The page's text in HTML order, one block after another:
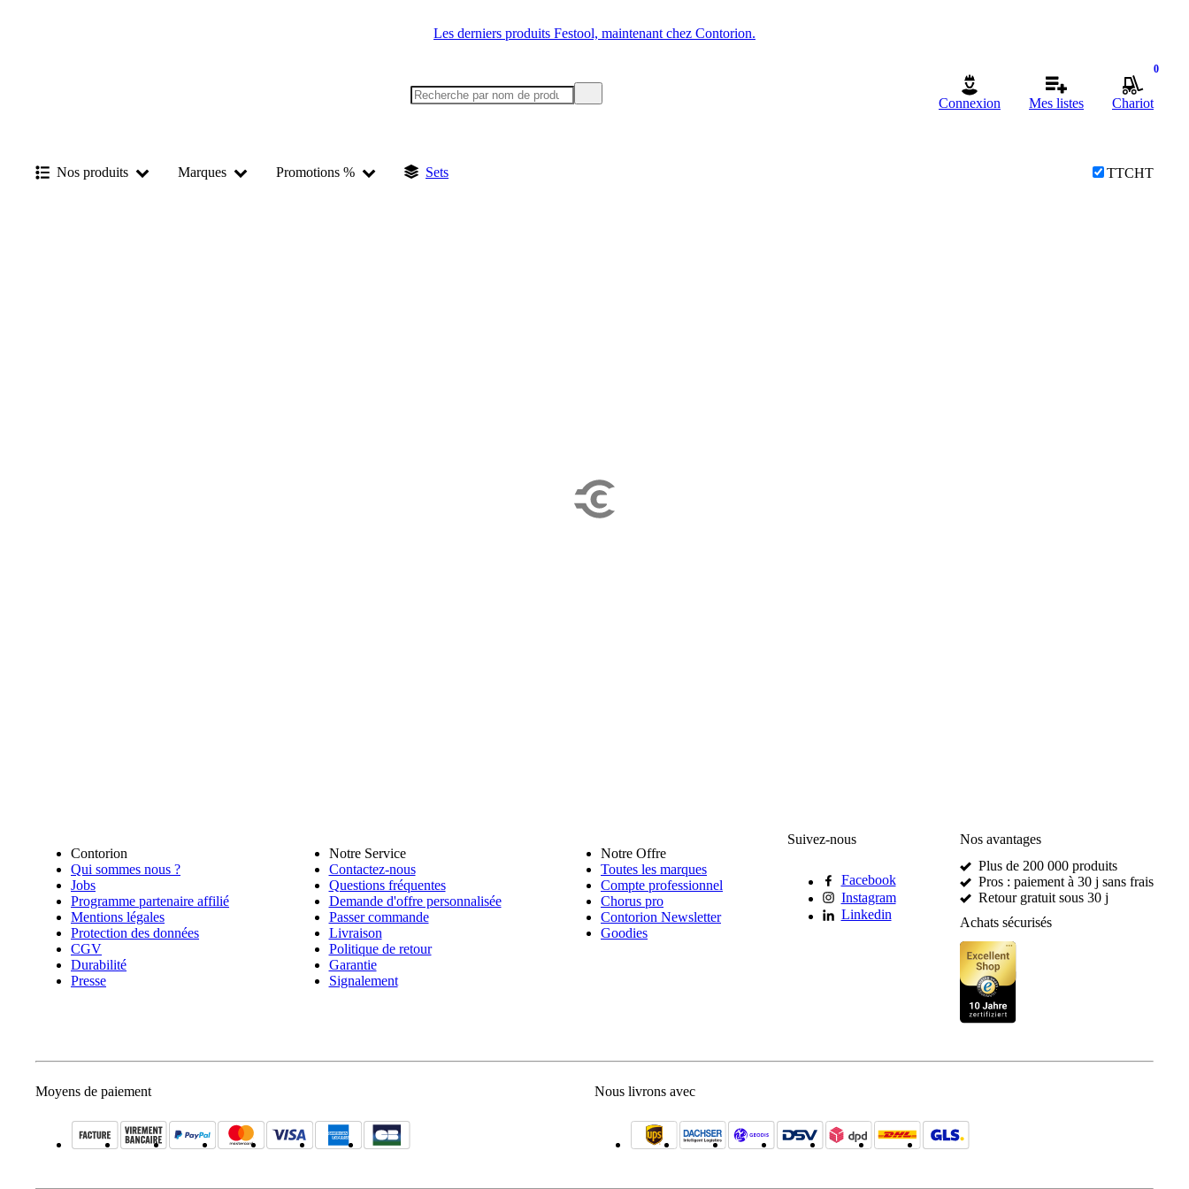
Les derniers produits Festool, maintenant chez Contorion.
Connexion Mes listes
0
Chariot
Nos produits Marques Promotions % Sets TTCHT
Contorion
Qui sommes nous ?
Jobs
Programme partenaire affilié
Mentions légales
Protection des données
CGV
Durabilité
Presse
Notre Service
Contactez-nous
Questions fréquentes
Demande d'offre personnalisée
Passer commande
Livraison
Politique de retour
Garantie
Signalement
Notre Offre
Toutes les marques
Compte professionnel
Chorus pro
Contorion Newsletter
Goodies
Suivez-nous
Facebook
Instagram
Linkedin
Nos avantages
Plus de 200 000 produits
Pros : paiement à 30 j sans frais
Retour gratuit sous 30 j
Achats sécurisés
Moyens de paiement Nous livrons avec